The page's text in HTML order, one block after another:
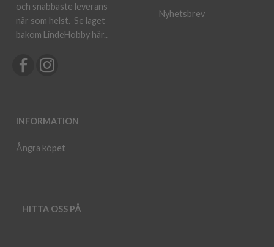
och snabbaste leverans
när som helst. Se laget
bakom LindeHobby här..
INFORMATION
Ångra köpet
Nyhetsbrev
HITTA OSS PÅ